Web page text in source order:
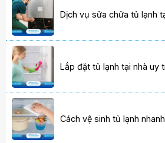
Dịch vụ sửa chữa tủ lạnh
Lắp đặt tủ lạnh tại nhà uy
Cách vệ sinh tủ lạnh